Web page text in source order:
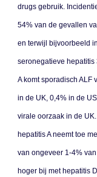
drugs gebruik.
54% van de gevallen
en terwijl bijvoorbeeld
seronegatieve
A komt sporadisch ALF
in de UK, 0,4% in de
virale oorzaak in de
hepatitis A neemt toe
van ongeveer 1-4%
hoger bij met hepatitis